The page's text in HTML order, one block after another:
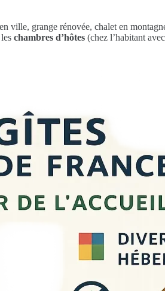
ville, grange rénovée, chalet en
chambres d’hôtes (chez l’habitant